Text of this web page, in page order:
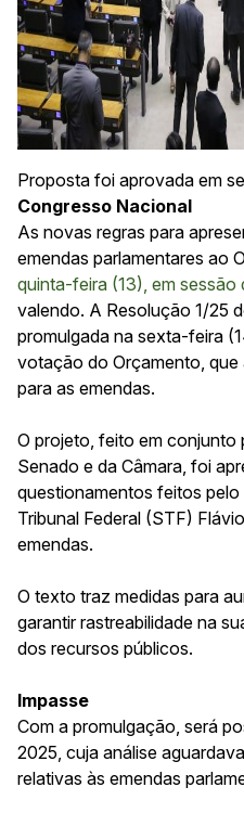
Proposta foi aprovada em
Congresso Nacional
As novas regras para
emendas parlamentares ao
quinta-feira (13), em sessão
valendo. A Resolução 1/25
promulgada na sexta-feira
votação do Orçamento,
para as emendas.
O projeto, feito em conjunto
Senado e da Câmara, foi
questionamentos feitos
Tribunal Federal (STF)
emendas.
O texto traz medidas para
garantir rastreabilidade na
dos recursos públicos.
Impasse
Com a promulgação, será
2025, cuja análise
relativas às emendas